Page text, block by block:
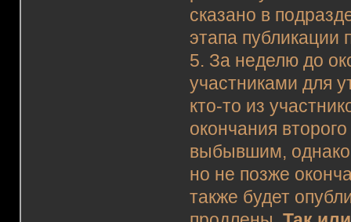
сказано в
этапа публикации
5. За неделю до
участниками для
кто-то из
окончания
выбывшим, однако
но не позже
также будет